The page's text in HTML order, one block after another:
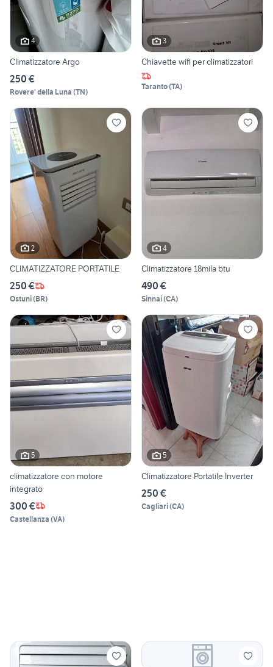
4
Climatizzatore Argo
250 €
Rovere' della Luna (TN)
3
Chiavette wifi per climatizzatori
Taranto(TA)
2
CLIMATIZZATORE PORTATILE
250 €
Ostuni(BR)
4
Climatizzatore 18mila btu
490 €
Sinnai(CA)
5
climatizzatore con motore
integrato
300 €
Castellanza (VA)
5
Climatizzatore Portatile Inverter
250 €
Cagliari(CA)